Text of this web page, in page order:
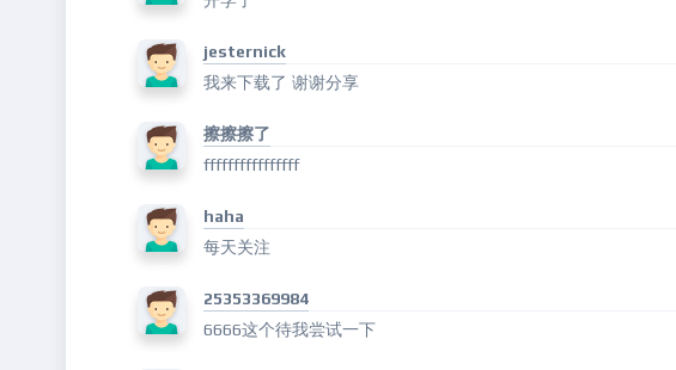
jesternick
我来下载了 谢谢分享
擦擦擦了
ffffffffffffffff
haha
每天关注
25353369984
6666这个待我尝试一下